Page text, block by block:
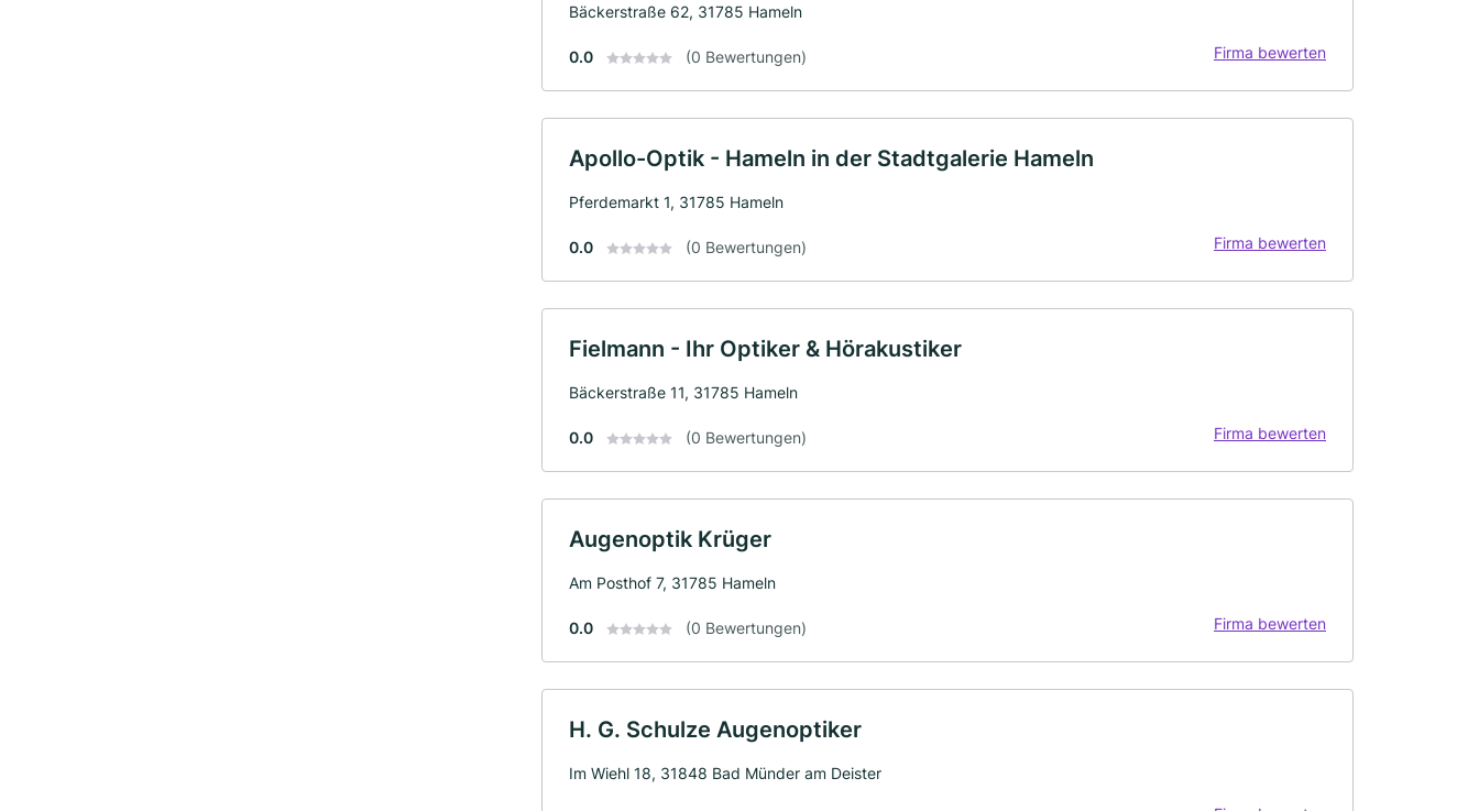
Bäckerstraße 62, 31785 Hameln
0.0 (0 Bewertungen) Firma bewerten
Apollo-Optik - Hameln in der Stadtgalerie Hameln
Pferdemarkt 1, 31785 Hameln
0.0 (0 Bewertungen) Firma bewerten
Fielmann - Ihr Optiker & Hörakustiker
Bäckerstraße 11, 31785 Hameln
0.0 (0 Bewertungen) Firma bewerten
Augenoptik Krüger
Am Posthof 7, 31785 Hameln
0.0 (0 Bewertungen) Firma bewerten
H. G. Schulze Augenoptiker
Im Wiehl 18, 31848 Bad Münder am Deister